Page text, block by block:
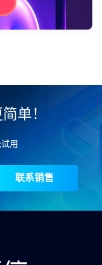
单！
用
联系销售